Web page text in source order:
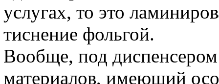
услугах, то это
тиснение фольгой.
Вообще, под
материалов, имеющий